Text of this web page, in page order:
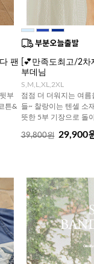
팬
부
튼&
[💕만족도최고/2
부데님
S,M,L,XL,2XL
점점 더 더워지는 여
들~ 찰랑이는 텐셀 소
뜻한 5부 기장으로 돌
39,800원 29,900